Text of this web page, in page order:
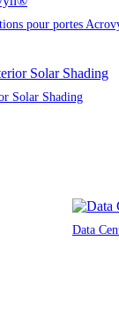
pour portes
Solar Shading
Data